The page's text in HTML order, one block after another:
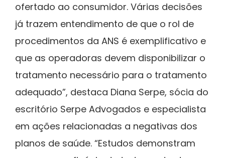
ofertado ao consumidor. Várias decisões
já trazem entendimento de que o rol de
procedimentos da ANS é exemplificativo e
que as operadoras devem disponibilizar o
tratamento necessário para o tratamento
adequado”, destaca Diana Serpe, sócia do
escritório Serpe Advogados e especialista
em ações relacionadas a negativas dos
planos de saúde. “Estudos demonstram